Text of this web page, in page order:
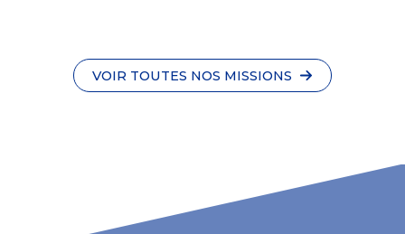
VOIR TOUTES NOS MISSIONS